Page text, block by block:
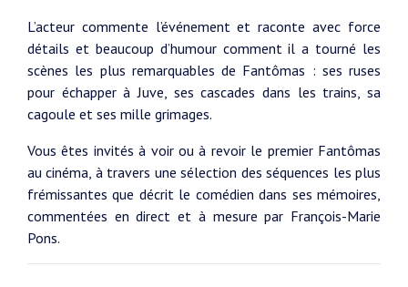
L’acteur commente l’événement et raconte avec force
détails et beaucoup d’humour comment il a tourné les
scènes les plus remarquables de Fantômas : ses ruses
pour échapper à Juve, ses cascades dans les trains, sa
cagoule et ses mille grimages.
Vous êtes invités à voir ou à revoir le premier Fantômas
au cinéma, à travers une sélection des séquences les plus
frémissantes que décrit le comédien dans ses mémoires,
commentées en direct et à mesure par François-Marie
Pons.